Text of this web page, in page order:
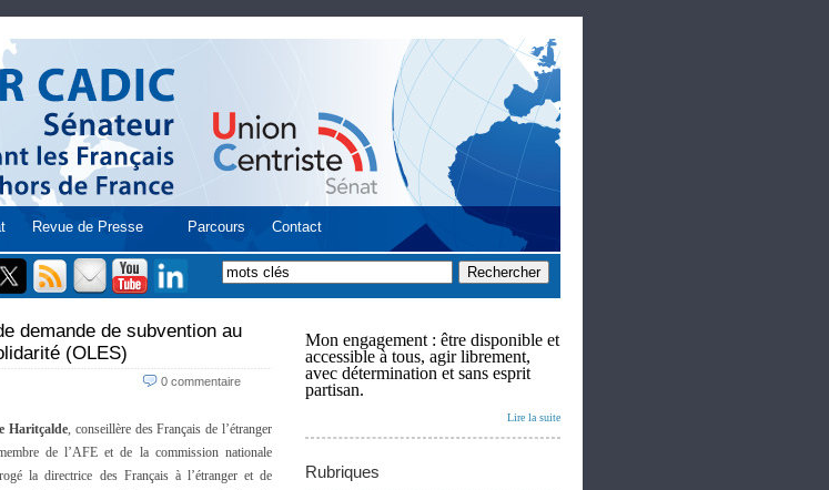
Revue de Presse Parcours Contact
demande de subvention au
(OLES)
0 commentaire
Haritçalde, conseillère des Français de l’étranger
de l’AFE et de la commission nationale
la directrice des Français à l’étranger et de
Mon engagement : être disponible et
accessible à tous, agir librement,
avec détermination et sans esprit
partisan.
Lire la suite
Rubriques